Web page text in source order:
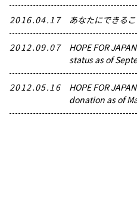
2016.04.17 あなたにできる
2012.09.07
HOPE FOR
status as of
2012.05.16
HOPE FOR
donation as of